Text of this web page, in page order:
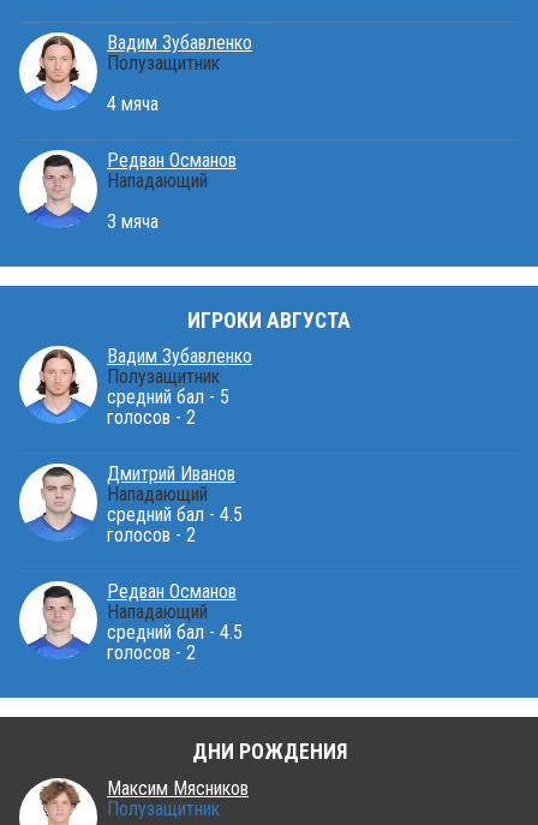
Вадим Зубавленко
Полузащитник
4 мяча
Редван Османов
Нападающий
3 мяча
ИГРОКИ АВГУСТА
Вадим Зубавленко
Полузащитник
средний бал - 5
голосов - 2
Дмитрий Иванов
Нападающий
средний бал - 4.5
голосов - 2
Редван Османов
Нападающий
средний бал - 4.5
голосов - 2
ДНИ РОЖДЕНИЯ
Максим Мясников
Полузащитник